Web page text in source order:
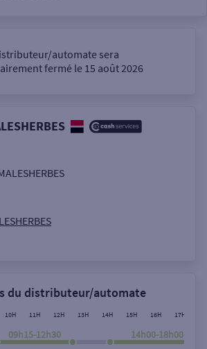
Autour de moi
postal
automate sera
fermé le 15 août 2026
du distributeur/automate
10H 11H 12H 13H 14H 15H 16H 17H
09h15-12h30 14h00-18h00